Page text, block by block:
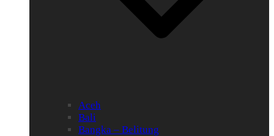
Aceh
Bali
Bangka – Belitung